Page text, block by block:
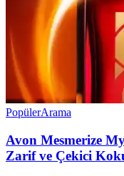
PopülerArama
Avon Mesmerize
Zarif ve Çekici